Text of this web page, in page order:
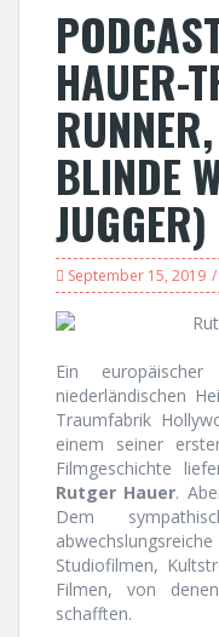
HAUER-
BLINDE
JUGGER)
September 15, 2019
Ein
niederländischen
Traumfabrik
einem seiner
Filmgeschichte
Rutger Hauer.
Dem
Studiofilmen,
Filmen, von
schafften.